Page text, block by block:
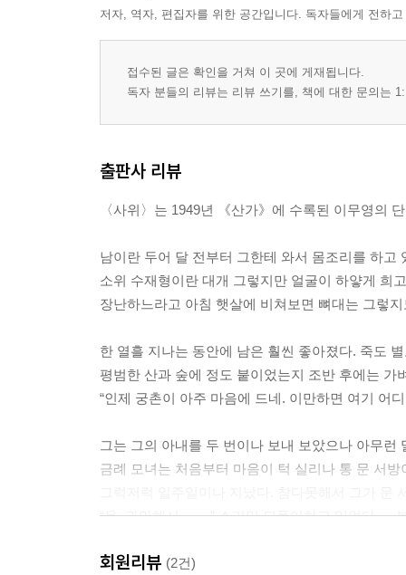
저자, 역자, 편집자를 위한 공간입니다. 독자들에게 전하
접수된 글은 확인을 거쳐 이 곳에 게재됩니다.
독자 분들의 리뷰는 리뷰 쓰기를, 책에 대한 문의는
출판사 리뷰
〈사위〉는 1949년 《산가》에 수록된 이무영의
남이란 두어 달 전부터 그한테 와서 몸조리를 하
소위 수재형이란 대개 그렇지만 얼굴이 하얗게 희
장난하느라고 아침 햇살에 비쳐보면 뼈대는 그렇
한 열흘 지나는 동안에 남은 훨씬 좋아졌다. 죽도
평범한 산과 숲에 정도 붙이었는지 조반 후에는 가
“인제 궁촌이 아주 마음에 드네. 이만하면 여기 어
그는 그의 아내를 두 번이나 보내 보았으나 아무런
금례 모녀는 처음부터 마음이 턱 실리나 통 문 서
“온, 과만해서…….” 소리만 되풀이하고 있었다. ─
회원리뷰 (2건)